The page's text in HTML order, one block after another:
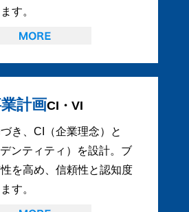
す。
計画CI・VI
き、CI（企業理念）と
ンティティ）を設計。ブ
を高め、信頼性と認知度
す。